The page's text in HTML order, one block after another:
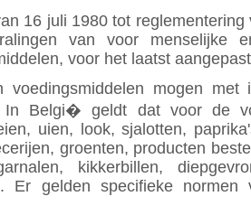
16 juli 1980 tot
van voor menselijke
voor het laatst
voedingsmiddelen mogen met
In Belgi� geldt dat voor de
uien, look, sjalotten,
groenten, producten
kikkerbillen,
Er gelden specifieke